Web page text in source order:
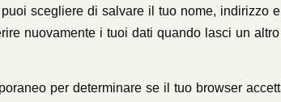
scegliere di salvare il tuo nome, indirizzo
nuovamente i tuoi dati quando lasci un
per determinare se il tuo browser